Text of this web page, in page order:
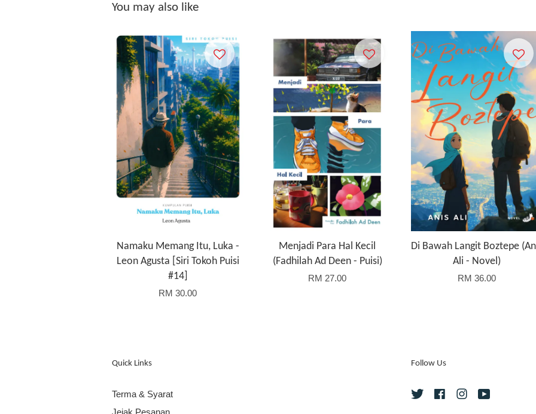
You may also like
Namaku Memang Itu, Luka -
Leon Agusta [Siri Tokoh Puisi
#14]
RM 30.00
Menjadi Para Hal Kecil
(Fadhilah Ad Deen - Puisi)
RM 27.00
Di Bawah Langit Boztepe
Ali - Novel)
RM 36.00
Quick Links
Terma & Syarat
Jejak Pesanan
Follow Us
Twitter FacebookInstagram